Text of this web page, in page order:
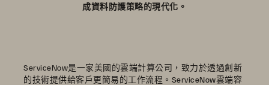
成資料防護策略的現代化。
ServiceNow是一家美國的雲端計算公司，致力於透過創新
的技術提供給客戶更簡易的工作流程。ServiceNow雲端容